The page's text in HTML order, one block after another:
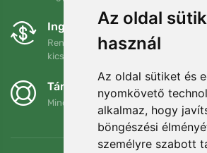
Az oldal
használ
Az oldal sütiket és
nyomkövető
alkalmaz, hogy
böngészési
személyre szabott
Ingyenes csere és
Rendelését 90 napon belül bármikor
kicserélheti.
Támogatjuk a Trees.org-ot
Minden megrendelésért ültetünk egy